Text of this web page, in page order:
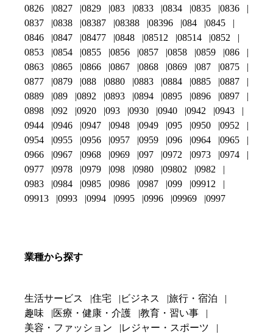
0826
0827 0829 083 0833 0834 0835
0836
0837
0838 08387 08388 08396 084
0845
0846
0847 08477 0848 08512 08514
0852
0853
0854 0855 0856 0857 0858 0859
086
0863
0865 0866 0867 0868 0869 087
0875
0877
0879 088 0880 0883 0884 0885
0887
0889
089 0892 0893 0894 0895 0896
0897
0898
092 0920 093 0930 0940 0942
0943
0944
0946 0947 0948 0949 095 0950
0952
0954
0955 0956 0957 0959 096 0964
0965
0966
0967 0968 0969 097 0972 0973
0974
0977
0978 0979 098 0980 09802
0982
0983
0984 0985 0986 0987 099
09912
09913
0993 0994 0995 0996 09969 0997
業種から探す
生活サービス 住宅 ビジネス
旅行・宿泊
趣味
医療・健康・介護
教育・習い事
美容・ファッション
レジャー・スポーツ